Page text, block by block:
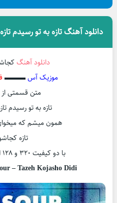
دانلود آهنگ تازه به تو رسیدم
دانلود آهنگ
موزیک آس▬▬▬
متن قسمتی
تازه به تو رسیدم
همون میشم که
تازه
با دو کیفیت ۳۲۰ و ۱۲۸ اکنون در موزیک آس
– Tazeh Kojasho Didi